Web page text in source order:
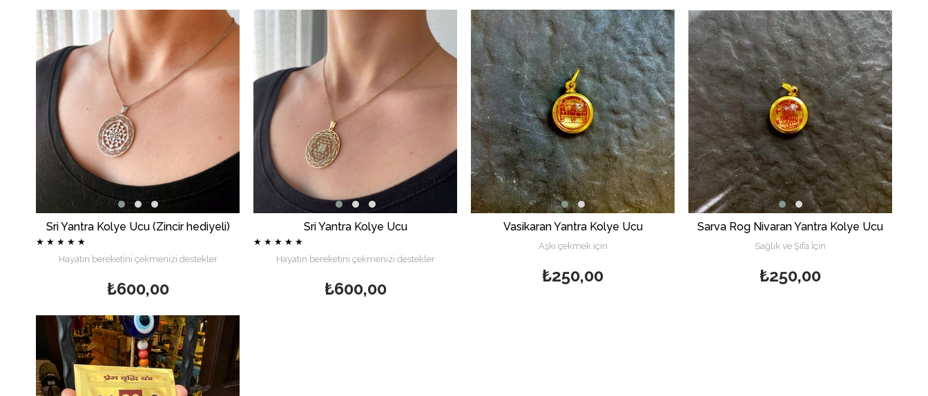
Sri Yantra Kolye Ucu (Zincir hediyeli)
★ ★ ★ ★ ★
Hayatın bereketini çekmenizi destekler
₺600,00
Sri Yantra Kolye Ucu
★ ★ ★ ★ ★
Hayatın bereketini çekmenizi destekler
₺600,00
Vasikaran Yantra Kolye Ucu
Aşkı çekmek için
₺250,00
Sarva Rog Nivaran Yantra Kolye Ucu
Sağlık ve Şifa İçin
₺250,00